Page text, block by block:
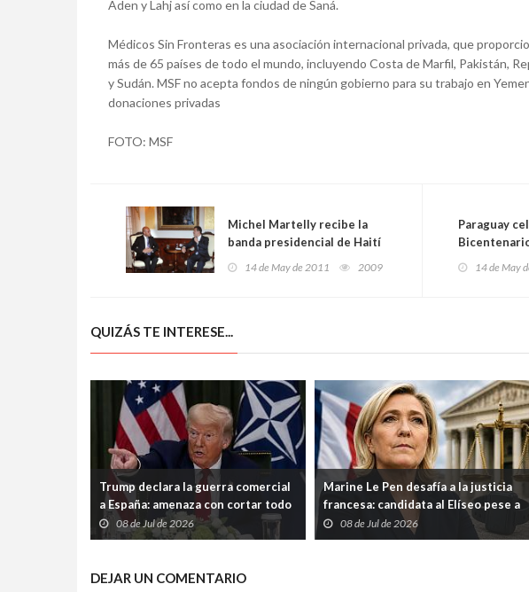
Aden y Lahj así como en la ciudad de Saná.
Médicos Sin Fronteras es una asociación internacional privada, que
más de 65 países de todo el mundo, incluyendo Costa de Marfil, Pakistán,
y Sudán. MSF no acepta fondos de ningún gobierno para su trabajo en
donaciones privadas
FOTO: MSF
Michel Martelly recibe la
banda presidencial de Haití
14 de May de 2011 2009
Paraguay
de
americanos
14 de May
QUIZÁS TE INTERESE...
Trump declara la guerra comercial
a España: amenaza con cortar todo
vínculo y convierte a Madrid en el
gran señalado de la OTAN
08 de Jul de 2026
Marine Le Pen desafía a la justicia
francesa: candidata al Elíseo pese a
su condena por malversación
08 de Jul de 2026
DEJAR UN COMENTARIO